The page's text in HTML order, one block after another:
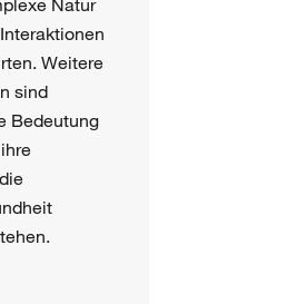
Weitere
sind
Bedeutung